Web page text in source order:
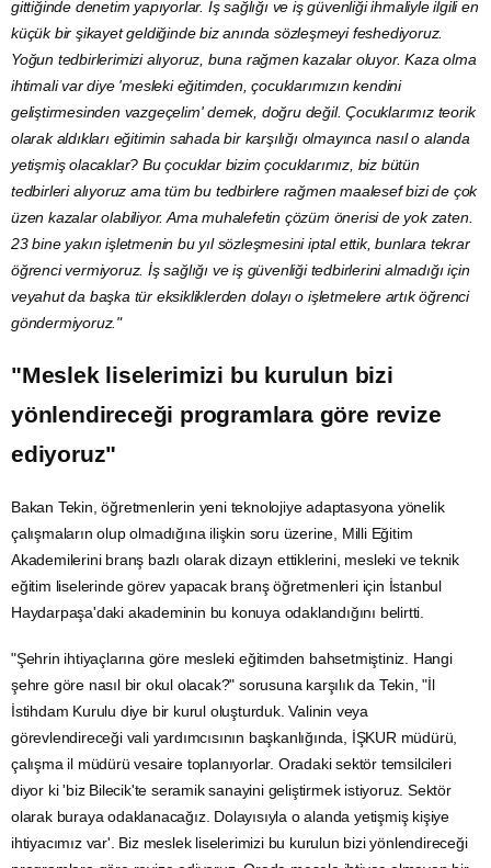
gittiğinde denetim yapıyorlar. İş sağlığı ve iş güvenliği ihmaliyle ilgili en
küçük bir şikayet geldiğinde biz anında sözleşmeyi feshediyoruz.
Yoğun tedbirlerimizi alıyoruz, buna rağmen kazalar oluyor. Kaza olma
ihtimali var diye 'mesleki eğitimden, çocuklarımızın kendini
geliştirmesinden vazgeçelim' demek, doğru değil. Çocuklarımız teorik
olarak aldıkları eğitimin sahada bir karşılığı olmayınca nasıl o alanda
yetişmiş olacaklar? Bu çocuklar bizim çocuklarımız, biz bütün
tedbirleri alıyoruz ama tüm bu tedbirlere rağmen maalesef bizi de çok
üzen kazalar olabiliyor. Ama muhalefetin çözüm önerisi de yok zaten.
23 bine yakın işletmenin bu yıl sözleşmesini iptal ettik, bunlara tekrar
öğrenci vermiyoruz. İş sağlığı ve iş güvenliği tedbirlerini almadığı için
veyahut da başka tür eksikliklerden dolayı o işletmelere artık öğrenci
göndermiyoruz."
"Meslek liselerimizi bu kurulun bizi
yönlendireceği programlara göre revize
ediyoruz"
Bakan Tekin, öğretmenlerin yeni teknolojiye adaptasyona yönelik
çalışmaların olup olmadığına ilişkin soru üzerine, Milli Eğitim
Akademilerini branş bazlı olarak dizayn ettiklerini, mesleki ve teknik
eğitim liselerinde görev yapacak branş öğretmenleri için İstanbul
Haydarpaşa'daki akademinin bu konuya odaklandığını belirtti.
"Şehrin ihtiyaçlarına göre mesleki eğitimden bahsetmiştiniz. Hangi
şehre göre nasıl bir okul olacak?" sorusuna karşılık da Tekin, "İl
İstihdam Kurulu diye bir kurul oluşturduk. Valinin veya
görevlendireceği vali yardımcısının başkanlığında, İŞKUR müdürü,
çalışma il müdürü vesaire toplanıyorlar. Oradaki sektör temsilcileri
diyor ki 'biz Bilecik'te seramik sanayini geliştirmek istiyoruz. Sektör
olarak buraya odaklanacağız. Dolayısıyla o alanda yetişmiş kişiye
ihtiyacımız var'. Biz meslek liselerimizi bu kurulun bizi yönlendireceği